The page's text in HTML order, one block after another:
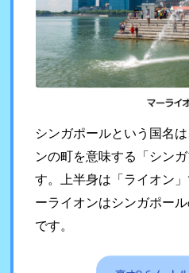
シンガポールという国名
ンの町を意味する「シン
す。上半身は「ライオン
ーライオンはシンガポー
です。